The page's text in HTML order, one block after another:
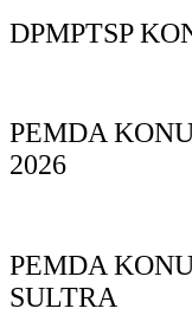
DPMPTSP
PEMDA
2026
PEMDA
SULTRA